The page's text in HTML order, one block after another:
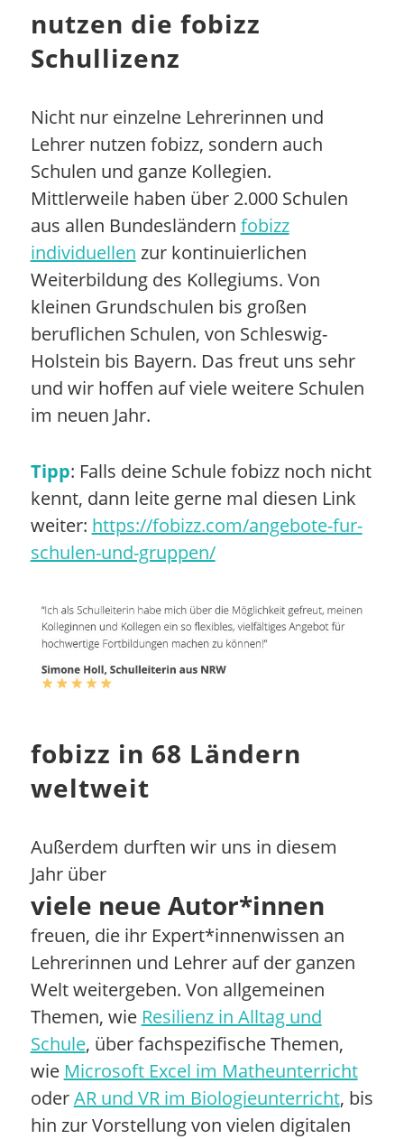
nutzen die fobizz
Schullizenz
Nicht nur einzelne Lehrerinnen und
Lehrer nutzen fobizz, sondern auch
Schulen und ganze Kollegien.
Mittlerweile haben über 2.000 Schulen
aus allen Bundesländern fobizz
individuellen zur kontinuierlichen
Weiterbildung des Kollegiums. Von
kleinen Grundschulen bis großen
beruflichen Schulen, von Schleswig-
Holstein bis Bayern. Das freut uns sehr
und wir hoffen auf viele weitere Schulen
im neuen Jahr.
Tipp: Falls deine Schule fobizz noch nicht
kennt, dann leite gerne mal diesen Link
weiter: https://fobizz.com/angebote-fur-
schulen-und-gruppen/
fobizz in 68 Ländern
weltweit
Außerdem durften wir uns in diesem
Jahr über
viele neue Autor*innen
freuen, die ihr Expert*innenwissen an
Lehrerinnen und Lehrer auf der ganzen
Welt weitergeben. Von allgemeinen
Themen, wie Resilienz in Alltag und
Schule, über fachspezifische Themen,
wie Microsoft Excel im Matheunterricht
oderAR und VR im Biologieunterricht, bis
hin zur Vorstellung von vielen digitalen